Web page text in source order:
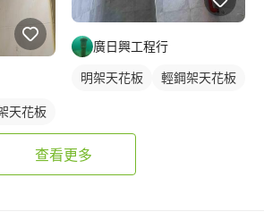
天花板
廣日興工程行
明架天花板 輕鋼架天花板
查看更多